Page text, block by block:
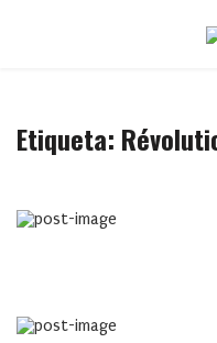
Etiqueta: